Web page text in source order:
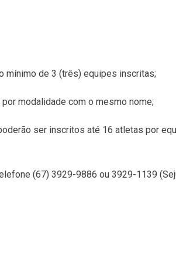
mínimo de 3 (três) equipes inscritas;
modalidade com o mesmo nome;
ser inscritos até 16 atletas por
(67) 3929-9886 ou 3929-1139